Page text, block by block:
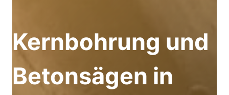
Kernbohrung und
Betonsägen in